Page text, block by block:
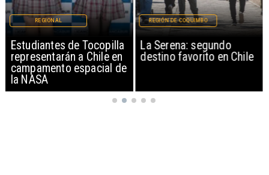
Estudiantes de Tocopilla
representarán a Chile en
campamento espacial de
la NASA
REGIONAL
La Serena: segundo
destino favorito en Chile
REGIÓN DE COQUIMBO